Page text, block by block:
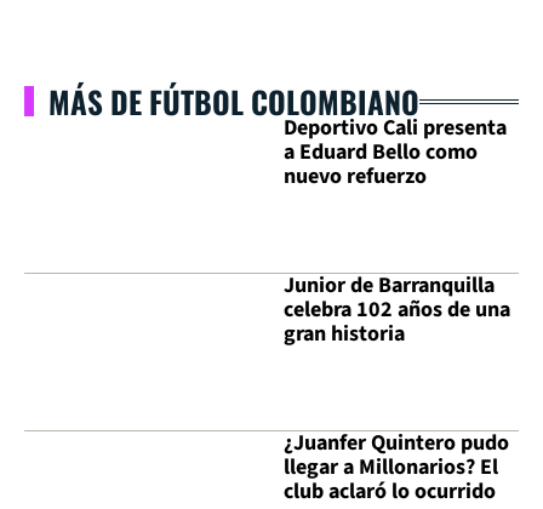
MÁS DE FÚTBOL COLOMBIANO
Deportivo Cali presenta
a Eduard Bello como
nuevo refuerzo
Junior de Barranquilla
celebra 102 años de una
gran historia
¿Juanfer Quintero pudo
llegar a Millonarios? El
club aclaró lo ocurrido